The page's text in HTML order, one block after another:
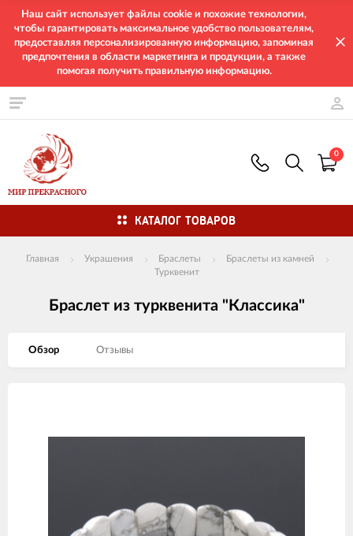
Наш сайт использует файлы cookie и похожие технологии,
чтобы гарантировать максимальное удобство пользователям,
предоставляя персонализированную информацию, запоминая
предпочтения в области маркетинга и продукции, а также
помогая получить правильную информацию.
0
КАТАЛОГ ТОВАРОВ
Главная Украшения Браслеты
Браслеты из камней
Турквенит
Браслет из турквенита "Классика"
Обзор Отзывы